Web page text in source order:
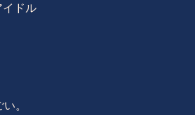
イドル
。